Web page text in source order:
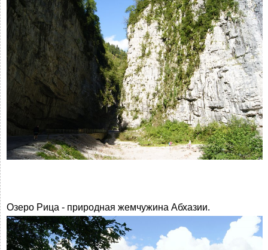
Озеро Рица - природная жемчужина Абхазии.